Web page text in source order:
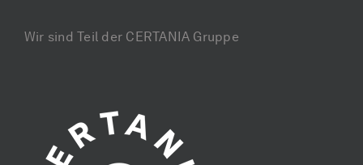
Wir sind Teil der CERTANIA Gruppe